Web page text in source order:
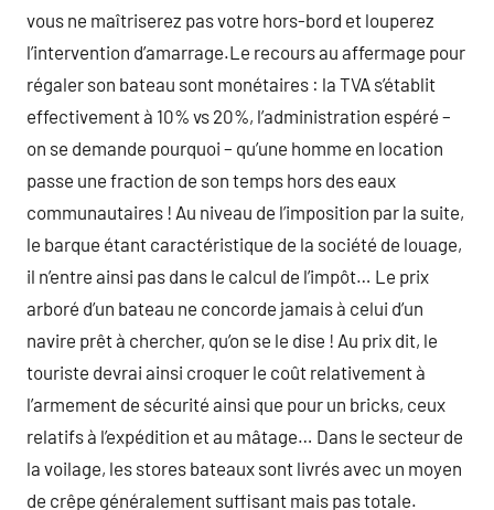
vous ne maîtriserez pas votre hors-bord et louperez
l’intervention d’amarrage.Le recours au affermage pour
régaler son bateau sont monétaires : la TVA s’établit
effectivement à 10% vs 20%, l’administration espéré –
on se demande pourquoi – qu’une homme en location
passe une fraction de son temps hors des eaux
communautaires ! Au niveau de l’imposition par la suite,
le barque étant caractéristique de la société de louage,
il n’entre ainsi pas dans le calcul de l’impôt… Le prix
arboré d’un bateau ne concorde jamais à celui d’un
navire prêt à chercher, qu’on se le dise ! Au prix dit, le
touriste devrai ainsi croquer le coût relativement à
l’armement de sécurité ainsi que pour un bricks, ceux
relatifs à l’expédition et au mâtage… Dans le secteur de
la voilage, les stores bateaux sont livrés avec un moyen
de crêpe généralement suffisant mais pas totale.